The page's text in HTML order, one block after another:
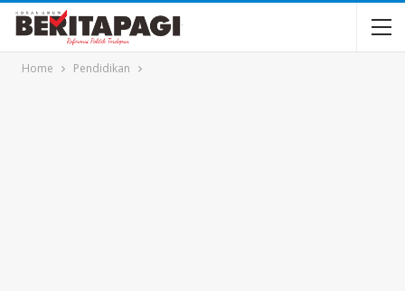
Home Pendidikan